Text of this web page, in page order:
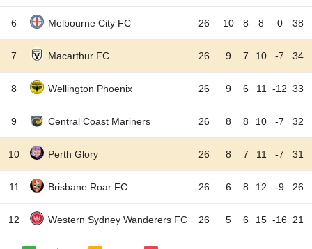
6 Melbourne City FC 26 10 8 8 0 38
7 Macarthur FC 26 9 7 10 -7 34
8 Wellington Phoenix 26 9 6 11 -12 33
9 Central Coast Mariners 26 8 8 10 -7 32
10 Perth Glory 26 8 7 11 -7 31
11 Brisbane Roar FC 26 6 8 12 -9 26
12 Western Sydney Wanderers FC 26 5 6 15 -16 21